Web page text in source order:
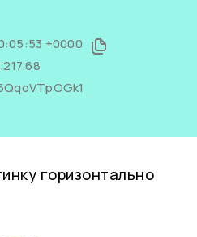
+0000
горизонтально